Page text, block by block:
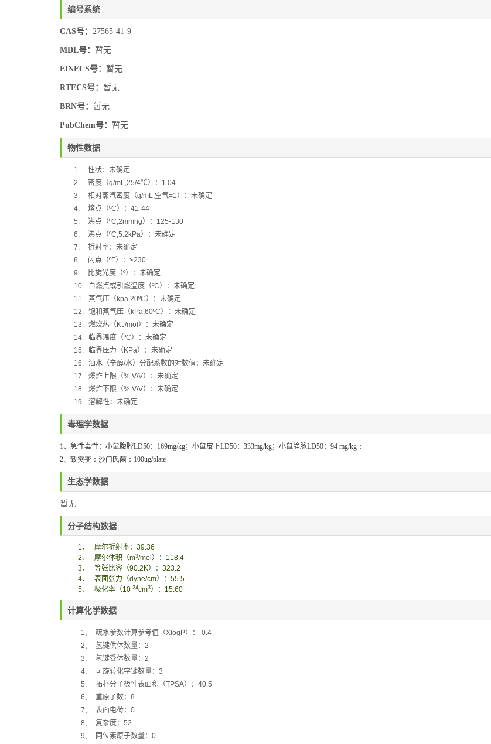
编号系统
CAS号： 27565-41-9
MDL号： 暂无
EINECS号： 暂无
RTECS号： 暂无
BRN号： 暂无
PubChem号： 暂无
物性数据
1.
性状：未确定
2.
密度（g/mL,25/4℃）： 1.04
3.
相对蒸汽密度（g/mL,空气=1）：未确定
4.
熔点（ºC）： 41-44
5.
沸点（ºC,2mmhg）： 125-130
6.
沸点（ºC,5.2kPa）：未确定
7.
折射率：未确定
8.
闪点（ºF）： >230
9.
比旋光度（º）：未确定
10.
自燃点或引燃温度（ºC）：未确定
11.
蒸气压（ kpa,20ºC）：未确定
12. 饱和蒸气压（ kPa,60ºC）：未确定
13. 燃烧热（ KJ/mol ）：未确定
14.
临界温度（ºC）：未确定
15.
临界压力（ KPa）：未确定
16. 油水（辛醇/水）分配系数的对数值：未确定
17. 爆炸上限（%,V/V）：未确定
18. 爆炸下限（%,V/V）：未确定
19. 溶解性：未确定
毒理学数据
1、急性毒性： 小鼠腹腔LD50： 169mg/kg；小鼠皮下LD50： 333mg/kg； 小鼠静脉LD50： 94 mg/kg；
2、致突变：沙门氏菌： 100ug/plate
生态学数据
暂无
分子结构数据
1、 摩尔折射率： 39.36
2、 摩尔体积（m3/mol ） ： 118.4
3、 等张比容（90.2K）： 323.2
4、 表面张力 （dyne/cm） ： 55.5
5、 极化率（10-24cm3） ： 15.60
计算化学数据
1、 疏水参数计算参考值（XlogP）： -0.4
2、
氢键供体数量： 2
3、
氢键受体数量： 2
4、
可旋转化学键数量： 3
5、
拓扑分子极性表面积（TPSA）： 40.5
6、
重原子数： 8
7、
表面电荷： 0
8、
复杂度： 52
9、
同位素原子数量： 0